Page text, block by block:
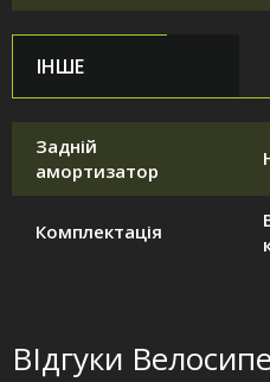
ІНШЕ
Задній
амортизатор
Комплектація
ВІдгуки